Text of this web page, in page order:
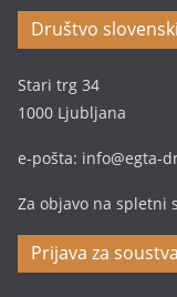
Društvo
Stari trg 34
1000 Ljubljana
e-pošta: info@egta-
Za objavo na spletni
Prijava za